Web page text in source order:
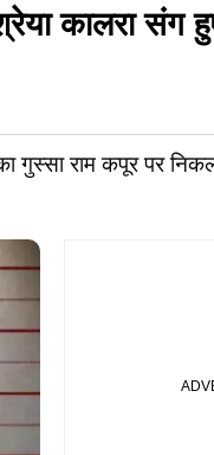
कालरा संग
गुस्सा राम कपूर पर